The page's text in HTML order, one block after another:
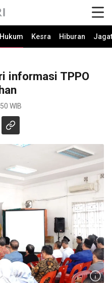
Hukum Kesra Hiburan Jagat
informasi TPPO
WIB